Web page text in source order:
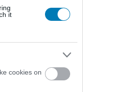
it
cookies on
lesz.
majd